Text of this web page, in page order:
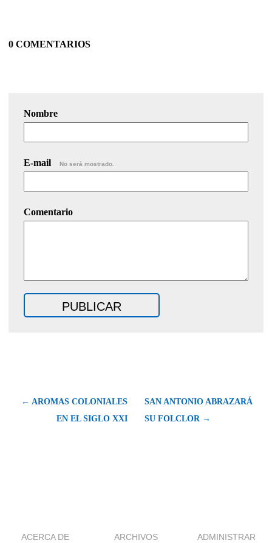
0 COMENTARIOS
Nombre
E-mail No será mostrado.
Comentario
← AROMAS COLONIALES
EN EL SIGLO XXI
SAN ANTONIO ABRAZARÁ
SU FOLCLOR →
ACERCA DE ARCHIVOS ADMINISTRAR